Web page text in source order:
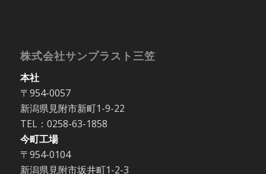
株式会社サンプラスト三笠
本社
〒954-0057
新潟県見附市新町1-9-22
TEL：0258-63-1858
今町工場
〒954-0104
新潟県見附市坂井町1-2-3